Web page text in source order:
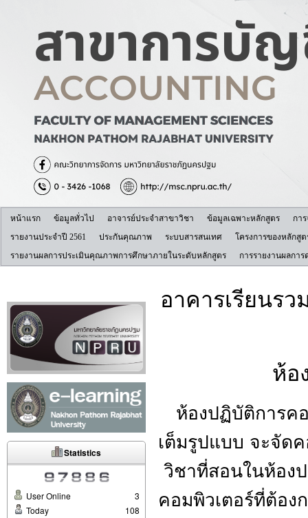
หน้าแรก ข้อมูลทั่วไป อาจารย์ประจำสาขาวิชา ข้อมูลเฉพาะหลักสูตร
กา
รายงานประจำปี 2561
ประกันคุณภาพ ระบบสารสนเทศ
โครงการของหลักสูต
รายงานผลการประเมินคุณภาพการศึกษาภายในระดับหลักสูตร
การรายงานผลกา
Statistics
User Online
3
Today
108
อาคารเรียนร
ห้อ
ห้องปฏิบัติการค
เต็มรูปแบบ จะจัด
วิชาที่สอนในห้อง
คอมพิวเตอร์ที่ต้อง